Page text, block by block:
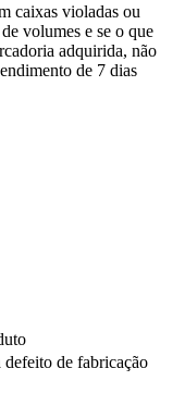
caixas violadas ou
volumes e se o que
adquirida, não
de 7 dias
defeito de fabricação